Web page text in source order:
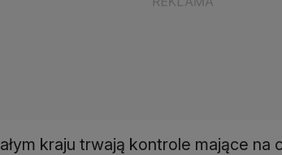
kraju trwają kontrole mające